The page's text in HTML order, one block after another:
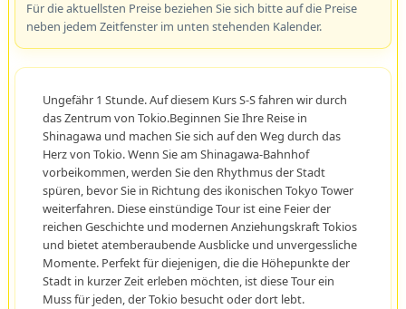
Für die aktuellsten Preise beziehen Sie sich bitte auf die Preise
neben jedem Zeitfenster im unten stehenden Kalender.
Ungefähr 1 Stunde. Auf diesem Kurs S-S fahren wir durch
das Zentrum von Tokio.Beginnen Sie Ihre Reise in
Shinagawa und machen Sie sich auf den Weg durch das
Herz von Tokio. Wenn Sie am Shinagawa-Bahnhof
vorbeikommen, werden Sie den Rhythmus der Stadt
spüren, bevor Sie in Richtung des ikonischen Tokyo Tower
weiterfahren. Diese einstündige Tour ist eine Feier der
reichen Geschichte und modernen Anziehungskraft Tokios
und bietet atemberaubende Ausblicke und unvergessliche
Momente. Perfekt für diejenigen, die die Höhepunkte der
Stadt in kurzer Zeit erleben möchten, ist diese Tour ein
Muss für jeden, der Tokio besucht oder dort lebt.